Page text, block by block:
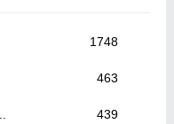
1748
463
439